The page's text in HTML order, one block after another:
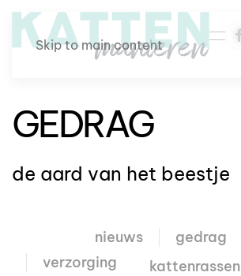
Skip to main content
GEDRAG
de aard van het beestje
nieuws gedrag
verzorging
kattenrassen